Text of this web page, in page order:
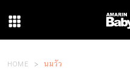
HOME นมวัว